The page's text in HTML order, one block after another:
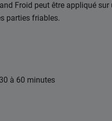
Froid peut être appliqué sur
parties friables.
à 60 minutes